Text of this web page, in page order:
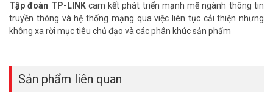
Bạn đã bao giờ bỏ lỡ cơ hội vì thiếu công cụ hỗ trợ? Với TP-Link
UH7020C, mọi giới hạn đều bị phá vỡ. Nhiếp ảnh gia sẽ tiết kiệm thời
gian xử lý ảnh, chuyên gia công nghệ tận hưởng hiệu suất tối ưu,
chần chừ – sở hữu ngay để biến ý tưởng thành hiện thực!
Tập đoàn TP-LINKcam kết phát triển mạnh mẽ ngành thông tin
truyền thông và hệ thống mạng qua việc liên tục cải thiện nhưng
không xa rời mục tiêu chủ đạo và các phân khúc sản phẩm
Sản phẩm liên quan